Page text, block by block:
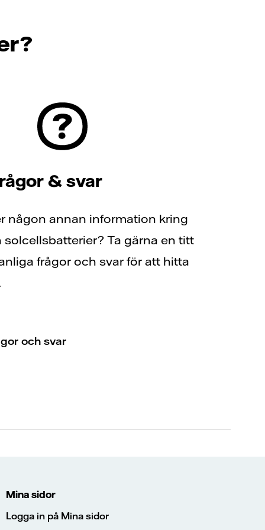
& svar
någon annan information kring
Ta gärna en titt
frågor och svar för att hitta
och svar
Mina sidor
Logga in på Mina sidor